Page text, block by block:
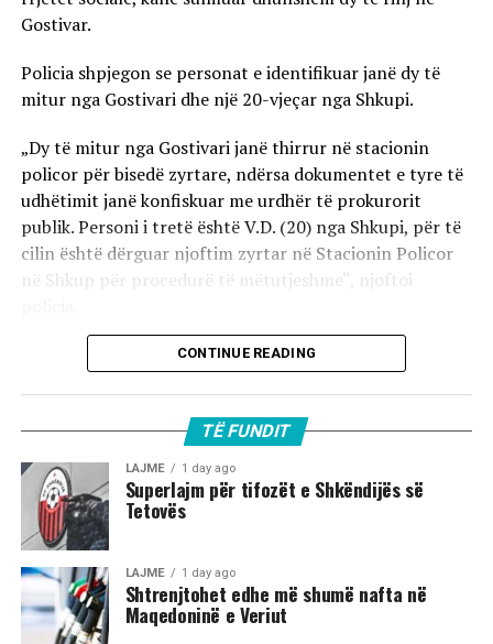
Gostivar.
Policia shpjegon se personat e identifikuar janë dy të
mitur nga Gostivari dhe një 20-vjeçar nga Shkupi.
„Dy të mitur nga Gostivari janë thirrur në stacionin
policor për bisedë zyrtare, ndërsa dokumentet e tyre të
udhëtimit janë konfiskuar me urdhër të prokurorit
publik. Personi i tretë është V.D. (20) nga Shkupi, për të
cilin është dërguar njoftim zyrtar në Stacionin Policor
në Shkup për procedurë të mëtutjeshme“, njoftoi
Ata theksojnë se ndaj të treve do të zbatohet një
procedurë e përshpejtuar para gjykatës sapo të
autoriteteve, sulmi ka ndodhur në orët e para të
mëngjesit të 2 gushtit në rrugën „Borçe Jovanoski“, ku
dy të rinj janë goditur me mjete dhe shkopinj druri.
Në rrjetet sociale u shfaq një video-incizim shqetësues
nga Gostivari, në të cilin shfaqet një përleshje e ashpër
fizike mes një grupi më të madh të rinjsh.
Sipas informacioneve të publikuara, gjatë rrahjes, njëri
CONTINUE READING
TË FUNDIT
LAJME 1 day ago
Superlajm për tifozët e Shkëndijës së
Tetovës
LAJME 1 day ago
Shtrenjtohet edhe më shumë nafta në
Maqedoninë e Veriut